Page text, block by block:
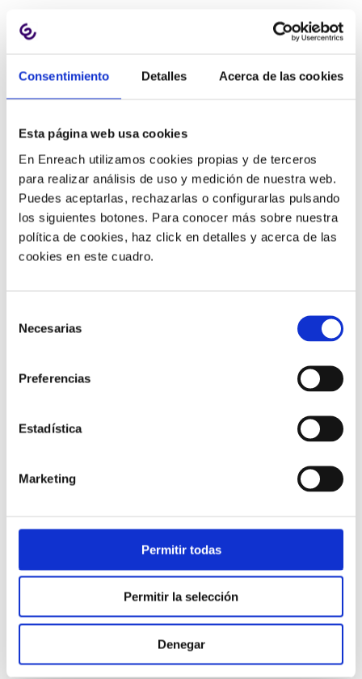
Consentimiento Detalles Acerca de las cookies
Esta página web usa cookies
En Enreach utilizamos cookies propias y de terceros
para realizar análisis de uso y medición de nuestra web.
Puedes aceptarlas, rechazarlas o configurarlas pulsando
los siguientes botones. Para conocer más sobre nuestra
política de cookies, haz click en detalles y acerca de las
cookies en este cuadro.
Necesarias
Preferencias
Estadística
Marketing
Permitir todas
Permitir la selección
Denegar
tareas como esta ayuda a mantener la operación más
mismo ritmo.
herramientas, lasintegraciones del contact center
ticketing y supervisión.
5. EN QUÉ CASOS MERECE
ESPECIALMENTE LA PENA
El resumen automático de llamadas puede aportar valor
en casi cualquier operación, pero hay escenarios donde
CUANDO EL ACW ES DEMASIADO
sacrificar trazabilidad.
CUANDO EL EQUIPO GESTIONA
MUCHO VOLUMEN